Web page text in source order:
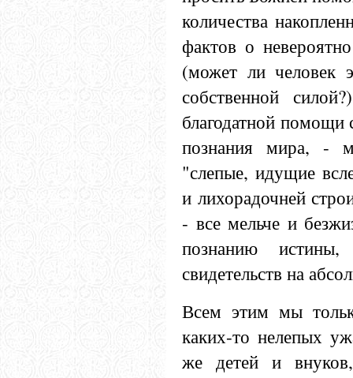
количества
фактов о
(может ли человек
собственной
благодатной помощи
познания мира, -
"слепые, идущие
и лихорадочней
- все мельче и
познанию
свидетельств на
Всем этим мы
каких-то нелепых
же детей и